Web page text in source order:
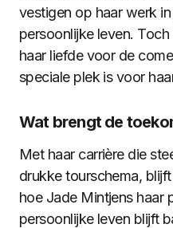
vestigen op haar werk
persoonlijke leven.
haar liefde voor de
speciale plek is voor
Wat brengt de
Met haar carrière die
drukke tourschema,
hoe Jade Mintjens haar
persoonlijke leven blijft